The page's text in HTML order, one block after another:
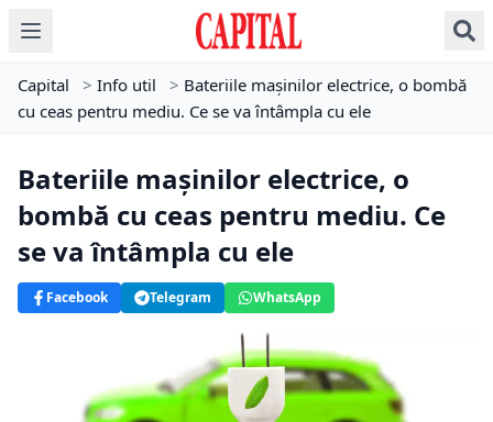
Capital > Info util > Bateriile mașinilor electrice, o bombă
cu ceas pentru mediu. Ce se va întâmpla cu ele
Bateriile mașinilor electrice, o
bombă cu ceas pentru mediu. Ce
se va întâmpla cu ele
Facebook Telegram WhatsApp